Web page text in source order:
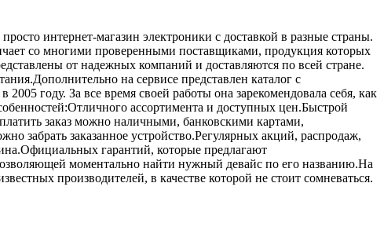
интернет-магазин электроники с доставкой в разные страны.
со многими проверенными поставщиками, продукция которых
от надежных компаний и доставляются по всей стране.
на сервисе представлен каталог с
году. За все время своей работы она зарекомендовала себя, как
ассортимента и доступных цен.Быстрой
заказ можно наличными, банковскими картами,
забрать заказанное устройство.Регулярных акций, распродаж,
гарантий, которые предлагают
моментально найти нужный девайс по его названию.На
производителей, в качестве которой не стоит сомневаться.